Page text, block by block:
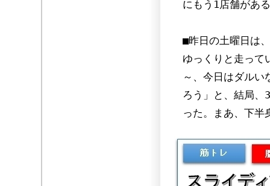
にもう1店舗があ
■昨日の土曜日は
ゆっくりと走って
～、今日はダルい
ろう」と、結局、
った。まあ、下半